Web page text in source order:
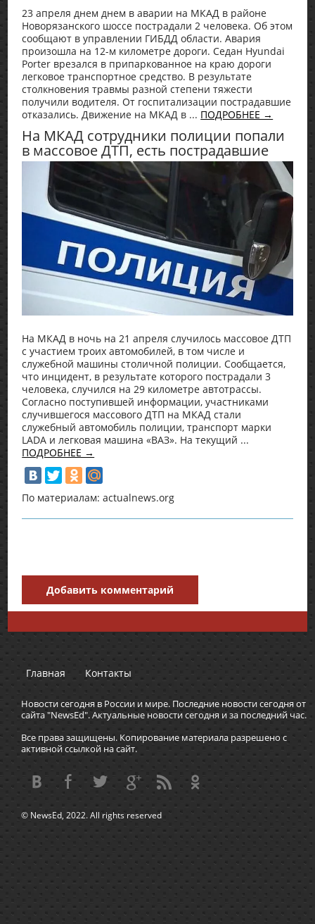
23 апреля днем днем в аварии на МКАД в районе
Новорязанского шоссе пострадали 2 человека. Об этом
сообщают в управлении ГИБДД области. Авария
произошла на 12-м километре дороги. Седан Hyundai
Porter врезался в припаркованное на краю дороги
легковое транспортное средство. В результате
столкновения травмы разной степени тяжести
получили водителя. От госпитализации пострадавшие
отказались. Движение на МКАД в ... ПОДРОБНЕЕ →
На МКАД сотрудники полиции попали
в массовое ДТП, есть пострадавшие
На МКАД в ночь на 21 апреля случилось массовое ДТП
с участием троих автомобилей, в том числе и
служебной машины столичной полиции. Сообщается,
что инцидент, в результате которого пострадали 3
человека, случился на 29 километре автотрассы.
Согласно поступившей информации, участниками
случившегося массового ДТП на МКАД стали
служебный автомобиль полиции, транспорт марки
LADA и легковая машина «ВАЗ». На текущий ...
ПОДРОБНЕЕ →
По материалам: actualnews.org
Добавить комментарий
Главная Контакты
Новости сегодня в России и мире. Последние новости сегодня от
сайта "NewsEd". Актуальные новости сегодня и за последний час.
Все права защищены. Копирование материала разрешено с
активной ссылкой на сайт.
© NewsEd, 2022. All rights reserved